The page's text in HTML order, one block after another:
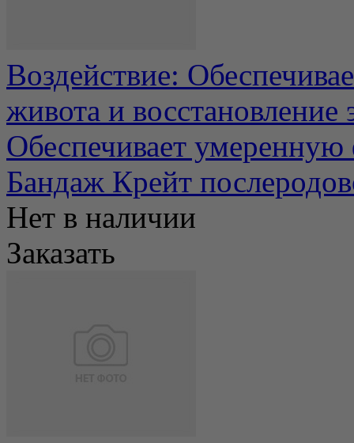
Воздействие:
живота и восстановление
Обеспечивает умеренную
Бандаж Крейт
Нет в наличии
Заказать